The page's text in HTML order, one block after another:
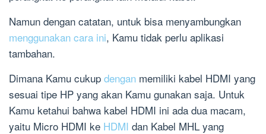
Namun dengan catatan, untuk bisa menyambungkan
menggunakan cara ini, Kamu tidak perlu aplikasi
tambahan.
Dimana Kamu cukup dengan memiliki kabel HDMI yang
sesuai tipe HP yang akan Kamu gunakan saja. Untuk
Kamu ketahui bahwa kabel HDMI ini ada dua macam,
yaitu Micro HDMI ke HDMI dan Kabel MHL yang